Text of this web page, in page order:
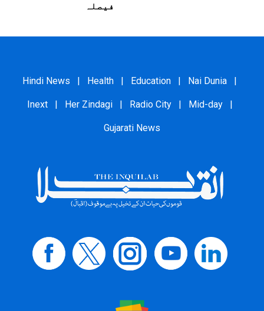
فیصلہ
Hindi News | Health | Education | Nai Dunia |
Inext | Her Zindagi | Radio City | Mid-day |
Gujarati News